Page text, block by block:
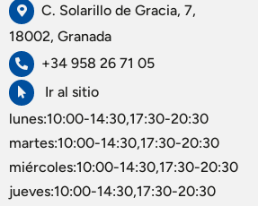
C. Solarillo de Gracia, 7,
18002, Granada
+34 958 26 71 05
Ir al sitio
lunes:10:00-14:30,17:30-20:30
martes:10:00-14:30,17:30-20:30
miércoles:10:00-14:30,17:30-20:30
jueves:10:00-14:30,17:30-20:30